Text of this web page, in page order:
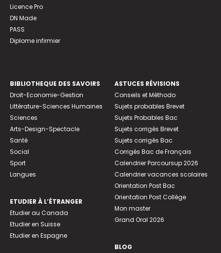
Licence Pro
DN Made
PASS
Diplome infirmier
BIBLIOTHEQUE DES SAVOIRS
Droit-Economie-Gestion
Littérature-Sciences Humaines
Sciences
Arts-Design-Spectacle
Santé
Social
Sport
Langues
ETUDIER À L’ÉTRANGER
Etudier au Canada
Etudier en Suisse
Etudier en Espagne
ASTUCES RÉVISIONS
Conseils et Méthodo
Sujets probables Brevet
Sujets Probables Bac
Sujets corrigés Brevet
Sujets corrigés Bac
Corrigés Bac de Français
Calendrier Parcoursup 2026
Calendrier vacances scolaires
Orientation Post Bac
Orientation Post Collège
Mon master
Grand Oral 2026
BLOG